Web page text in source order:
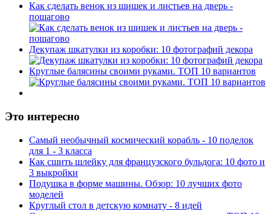
Как сделать венок из шишек и листьев на дверь -
пошагово
Декупаж шкатулки из коробки: 10 фотографий декора
Круглые балясины своими руками. ТОП 10 вариантов
Это интересно
Самый необычный космический корабль - 10 поделок
для 1 - 3 класса
Как сшить шлейку для французского бульдога: 10 фото и
3 выкройки
Подушка в форме машины. Обзор: 10 лучших фото
моделей
Круглый стол в детскую комнату - 8 идей